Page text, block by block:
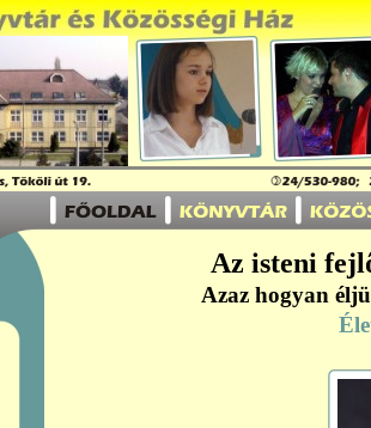
Az isteni
Azaz hogyan